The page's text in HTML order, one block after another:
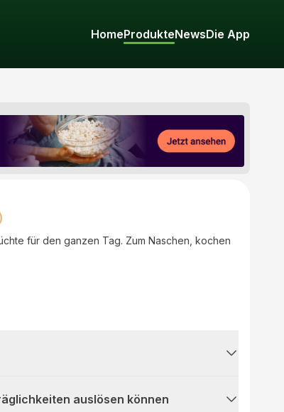
HomeProdukteNewsDie App
für den ganzen Tag. Zum Naschen, kochen
auslösen können